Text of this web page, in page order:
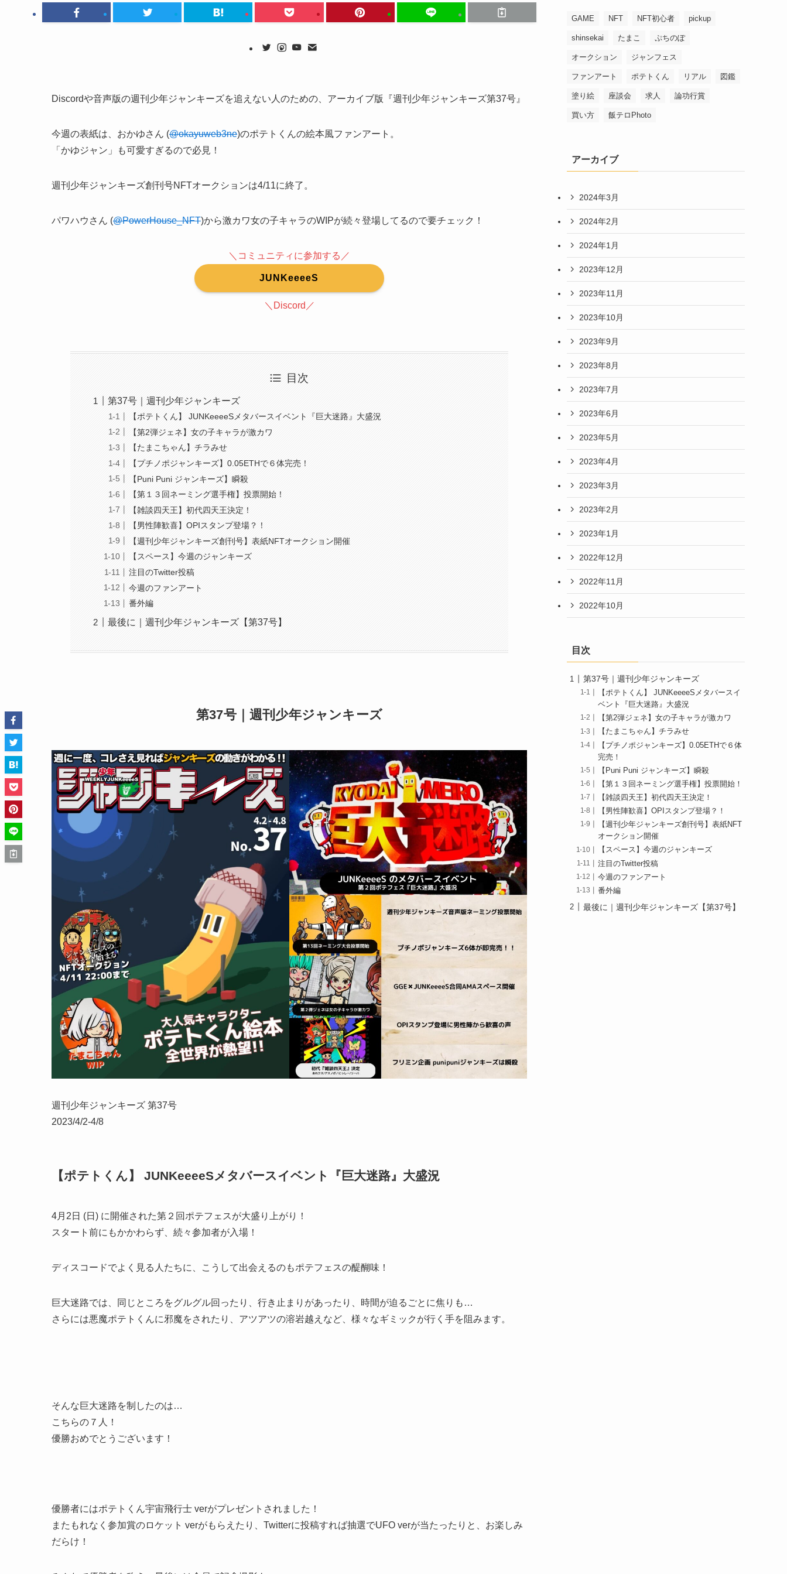
Discordや音声版の週刊少年ジャンキーズを追えない人のための、アーカイブ版『週刊少年ジャンキーズ第37号』
今週の表紙は、おかゆさん (@okayuweb3ne)のポテトくんの絵本風ファンアート。
「かゆジャン」も可愛すぎるので必見！
週刊少年ジャンキーズ創刊号NFTオークションは4/11に終了。
パワハウさん (@PowerHouse_NFT)から激カワ女の子キャラのWIPが続々登場してるので要チェック！
＼コミュニティに参加する／
JUNKeeeeS
＼Discord／
目次
第37号｜週刊少年ジャンキーズ
【ポテトくん】 JUNKeeeeSメタバースイベント『巨大迷路』大盛況
【第2弾ジェネ】女の子キャラが激カワ
【たまこちゃん】チラみせ
【プチノポジャンキーズ】0.05ETHで６体完売！
【Puni Puni ジャンキーズ】瞬殺
【第１３回ネーミング選手権】投票開始！
【雑談四天王】初代四天王決定！
【男性陣歓喜】OPIスタンプ登場？！
【週刊少年ジャンキーズ創刊号】表紙NFTオークション開催
【スペース】今週のジャンキーズ
注目のTwitter投稿
今週のファンアート
番外編
最後に｜週刊少年ジャンキーズ【第37号】
第37号｜週刊少年ジャンキーズ
週刊少年ジャンキーズ 第37号
2023/4/2-4/8
【ポテトくん】 JUNKeeeeSメタバースイベント『巨大迷路』大盛況
4月2日 (日) に開催された第２回ポテフェスが大盛り上がり！
スタート前にもかかわらず、続々参加者が入場！
ディスコードでよく見る人たちに、こうして出会えるのもポテフェスの醍醐味！
巨大迷路では、同じところをグルグル回ったり、行き止まりがあったり、時間が迫るごとに焦りも…
さらには悪魔ポテトくんに邪魔をされたり、アツアツの溶岩越えなど、様々なギミックが行く手を阻みます。
そんな巨大迷路を制したのは…
こちらの７人！
優勝おめでとうございます！
優勝者にはポテトくん宇宙飛行士 verがプレゼントされました！
またもれなく参加賞のロケット verがもらえたり、Twitterに投稿すれば抽選でUFO verが当たったりと、お楽しみ
だらけ！
GAME NFT NFT初心者 pickup
shinsekai たまこ ぷちのぽ
オークション ジャンフェス
ファンアート ポテトくん リアル 図鑑
塗り絵 座談会 求人 論功行賞
買い方 飯テロPhoto
アーカイブ
2024年3月
2024年2月
2024年1月
2023年12月
2023年11月
2023年10月
2023年9月
2023年8月
2023年7月
2023年6月
2023年5月
2023年4月
2023年3月
2023年2月
2023年1月
2022年12月
2022年11月
2022年10月
目次
第37号｜週刊少年ジャンキーズ
【ポテトくん】 JUNKeeeeSメタバースイ
ベント『巨大迷路』大盛況
【第2弾ジェネ】女の子キャラが激カワ
【たまこちゃん】チラみせ
【プチノポジャンキーズ】0.05ETHで６体
完売！
【Puni Puni ジャンキーズ】瞬殺
【第１３回ネーミング選手権】投票開始！
【雑談四天王】初代四天王決定！
【男性陣歓喜】OPIスタンプ登場？！
【週刊少年ジャンキーズ創刊号】表紙NFT
オークション開催
【スペース】今週のジャンキーズ
注目のTwitter投稿
今週のファンアート
番外編
最後に｜週刊少年ジャンキーズ【第37号】